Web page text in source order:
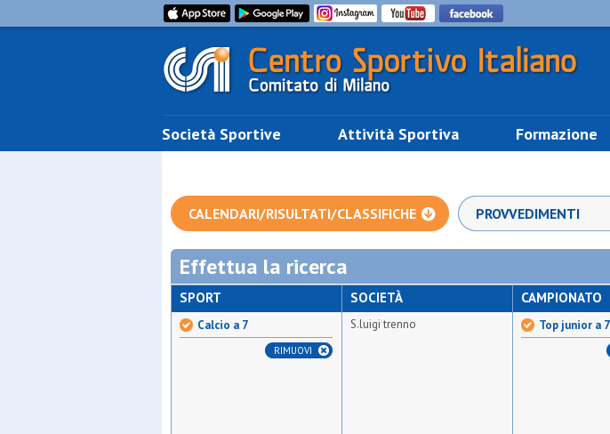
Società Sportive Attività Sportiva Formazione
CALENDARI/RISULTATI/CLASSIFICHE PROVVEDIMENTI
Effettua la ricerca
SPORT
Calcio a 7
RIMUOVI
SOCIETÀ
S.luigi trenno
CAMPIONATO
Top junior a 7